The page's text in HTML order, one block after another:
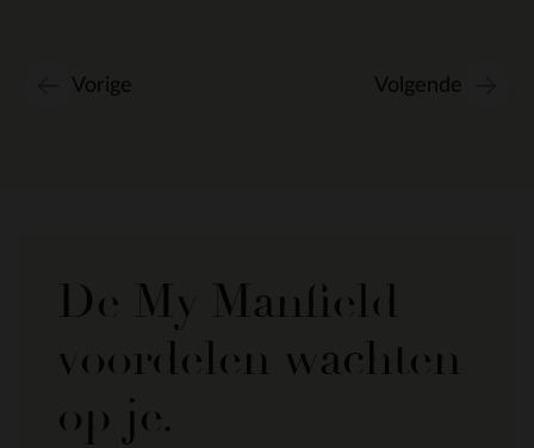
Vorige Volgende
De My Manfield
voordelen wachten
op je.